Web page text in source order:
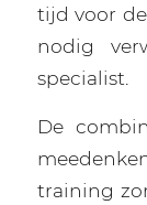
tijd voor
nodig
specialist.
De
training